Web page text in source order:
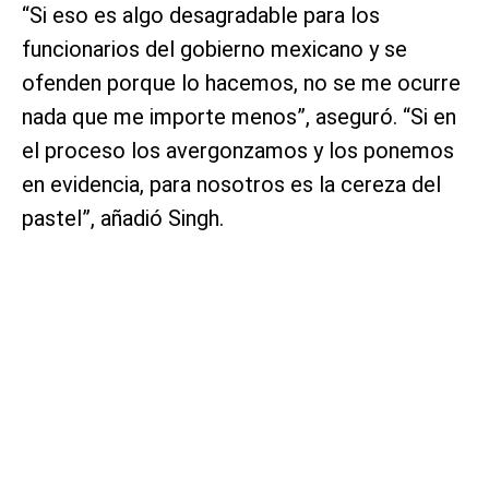
“Si eso es algo desagradable para los
funcionarios del gobierno mexicano y se
ofenden porque lo hacemos, no se me ocurre
nada que me importe menos”, aseguró. “Si en
el proceso los avergonzamos y los ponemos
en evidencia, para nosotros es la cereza del
pastel”, añadió Singh.